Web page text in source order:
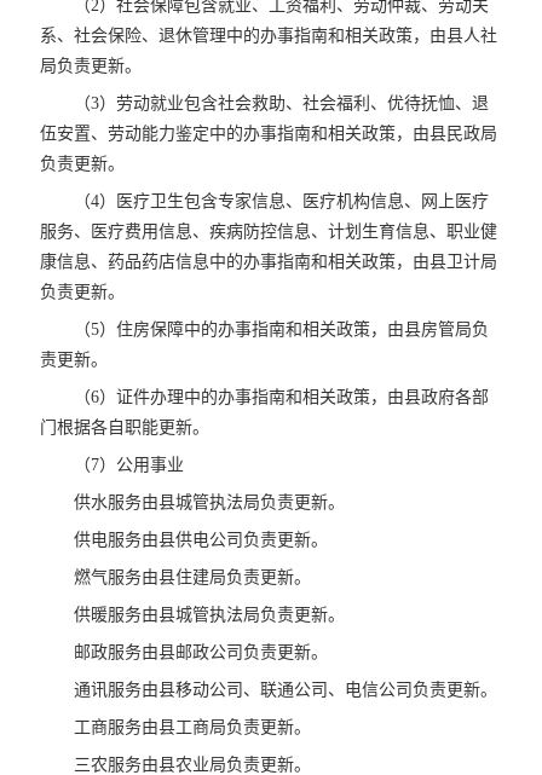
（2）社会保障包含就业、工资福利、劳动仲裁、劳动关
系、社会保险、退休管理中的办事指南和相关政策，由县人社
局负责更新。
（3）劳动就业包含社会救助、社会福利、优待抚恤、退
伍安置、劳动能力鉴定中的办事指南和相关政策，由县民政局
负责更新。
（4）医疗卫生包含专家信息、医疗机构信息、网上医疗
服务、医疗费用信息、疾病防控信息、计划生育信息、职业健
康信息、药品药店信息中的办事指南和相关政策，由县卫计局
负责更新。
（5）住房保障中的办事指南和相关政策，由县房管局负
责更新。
（6）证件办理中的办事指南和相关政策，由县政府各部
门根据各自职能更新。
（7）公用事业
供水服务由县城管执法局负责更新。
供电服务由县供电公司负责更新。
燃气服务由县住建局负责更新。
供暖服务由县城管执法局负责更新。
邮政服务由县邮政公司负责更新。
通讯服务由县移动公司、联通公司、电信公司负责更新。
工商服务由县工商局负责更新。
三农服务由县农业局负责更新。